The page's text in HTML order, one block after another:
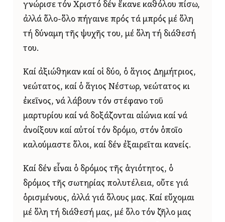
γνώρισε τόν Χριστό δέν ἔκανε καθόλου πίσω,
ἀλλά ὅλο-ὅλο πήγαινε πρός τά μπρός μέ ὅλη
τή δύναμη τῆς ψυχῆς του, μέ ὅλη τή διάθεσή
του.
Καί ἀξιώθηκαν καί οἱ δύο, ὁ ἅγιος Δημήτριος,
νεώτατος, καί ὁ ἅγιος Νέστωρ, νεώτατος κι
ἐκεῖνος, νά λάβουν τόν στέφανο τοῦ
μαρτυρίου καί νά δοξάζονται αἰώνια καί νά
ἀνοίξουν καί αὐτοί τόν δρόμο, στόν ὁποῖο
καλούμαστε ὅλοι, καί δέν ἐξαιρεῖται κανείς.
Καί δέν εἶναι ὁ δρόμος τῆς ἁγιότητος, ὁ
δρόμος τῆς σωτηρίας πολυτέλεια, οὔτε γιά
ὁρισμένους, ἀλλά γιά ὅλους μας. Καί εὔχομαι
μέ ὅλη τή διάθεσή μας, μέ ὅλο τόν ζῆλο μας